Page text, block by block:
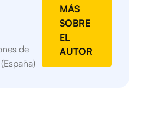
de
MÁS
SOBRE
EL
AUTOR